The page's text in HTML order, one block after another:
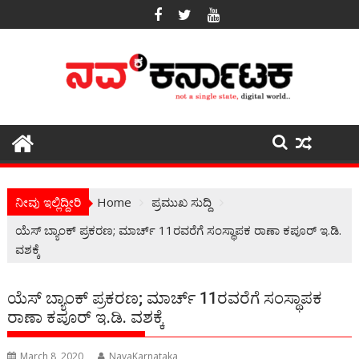
to
ನೀವು ಇಲ್ಲಿದ್ದೀರಿ Home
ಪ್ರಮುಖ ಸುದ್ದಿ
ಯೆಸ್ ಬ್ಯಾಂಕ್ ಪ್ರಕರಣ; ಮಾರ್ಚ್ 11ರವರೆಗೆ ಸಂಸ್ಥಾಪಕ ರಾಣಾ ಕಪೂರ್ ಇ.ಡಿ.
ವಶಕ್ಕೆ
ಯೆಸ್ ಬ್ಯಾಂಕ್ ಪ್ರಕರಣ; ಮಾರ್ಚ್ 11ರವರೆಗೆ ಸಂಸ್ಥಾಪಕ
ರಾಣಾ ಕಪೂರ್ ಇ.ಡಿ. ವಶಕ್ಕೆ
March 8, 2020 NavaKarnataka